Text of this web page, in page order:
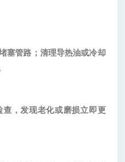
塞管路；清理导热油或冷却
，发现老化或磨损立即更